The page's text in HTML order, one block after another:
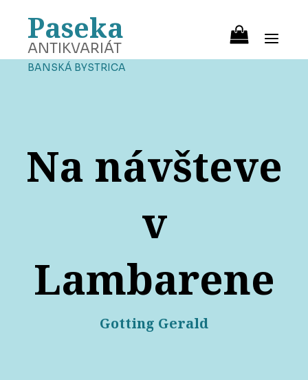
Paseka
ANTIKVARIÁT
BANSKÁ BYSTRICA
Na návšteve
v
Lambarene
Gotting Gerald